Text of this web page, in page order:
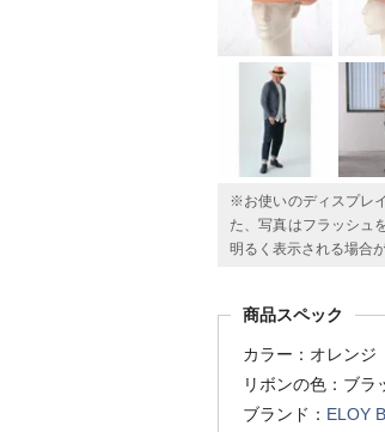
※お使いのディスプレ
た、写真はフラッシュ
明るく表示される場合
商品スペック
カラー：オレンジ
リボンの色：ブラ
ブランド： ELOY